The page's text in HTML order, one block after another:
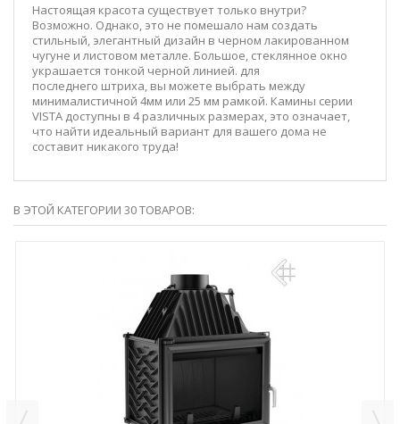
Настоящая красота существует только внутри?
Возможно. Однако, это не помешало нам создать
стильный, элегантный дизайн в черном лакированном
чугуне и листовом металле. Большое, стеклянное окно
украшается тонкой черной линией. для
последнего штриха, вы можете выбрать между
минималистичной 4мм или 25 мм рамкой. Камины серии
VISTA доступны в 4 различных размерах, это означает,
что найти идеальный вариант для вашего дома не
составит никакого труда!
В ЭТОЙ КАТЕГОРИИ 30 ТОВАРОВ: